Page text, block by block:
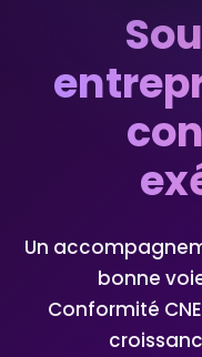
Un
bonne
Conformité